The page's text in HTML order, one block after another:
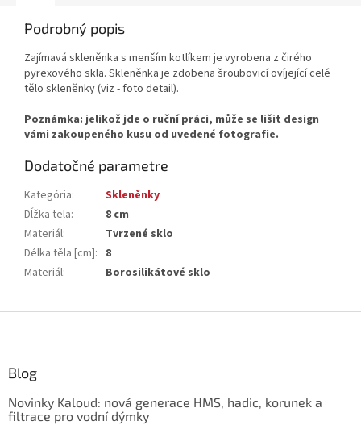
Podrobný popis
Zajímavá skleněnka s menším kotlíkem je vyrobena z čirého
pyrexového skla. Skleněnka je zdobena šroubovicí ovíjející celé
tělo skleněnky (viz - foto detail).
Poznámka: jelikož jde o ruční práci, může se lišit design
vámi zakoupeného kusu od uvedené fotografie.
Dodatočné parametre
Kategória:
Skleněnky
Dĺžka tela:
8 cm
Materiál:
Tvrzené sklo
Délka těla [cm]: 8
Materiál: Borosilikátové sklo
Blog
Novinky Kaloud: nová generace HMS, hadic, korunek a
filtrace pro vodní dýmky